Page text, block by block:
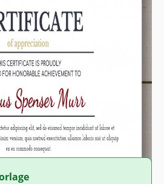
Zertifikate ist perfekt für
und mehr. Sie
und stilvolle Design kostenlos
Sie es für den Empfänger und die
und genießen Sie es!
Docs und anderen Texteditoren
ist ideal für Unternehmen in jeder